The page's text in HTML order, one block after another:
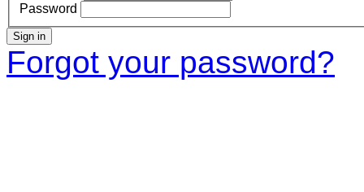
Password
Sign in
Forgot your password?